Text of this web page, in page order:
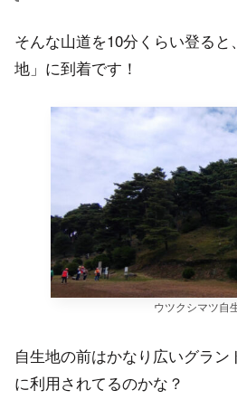
そんな山道を10分くらい登る
地」に到着です！
ウツクシマツ自
自生地の前はかなり広いグラ
に利用されてるのかな？